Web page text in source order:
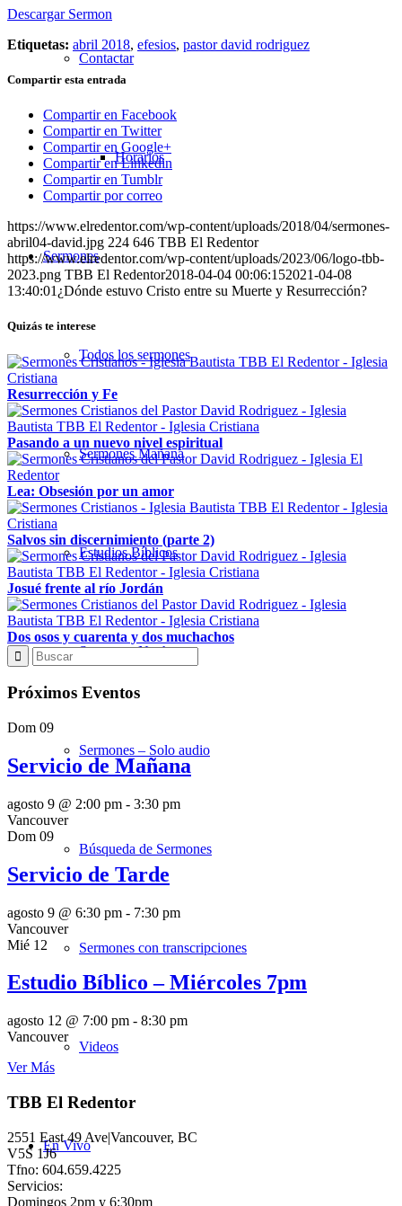
Contactar
Horarios
Sermones
Todos los sermones
Sermones Mañana
Estudios Bíblicos
Sermones Noche
Sermones – Solo audio
Búsqueda de Sermones
Sermones con transcripciones
Videos
En Vivo
Descargar Sermon
Etiquetas: abril 2018, efesios, pastor david rodriguez
Compartir esta entrada
Compartir en Facebook
Compartir en Twitter
Compartir en Google+
Compartir en Linkedin
Compartir en Tumblr
Compartir por correo
https://www.elredentor.com/wp-content/uploads/2018/04/sermones-
abril04-david.jpg 224 646 TBB El Redentor
https://www.elredentor.com/wp-content/uploads/2023/06/logo-tbb-
2023.png TBB El Redentor2018-04-04 00:06:152021-04-08
13:40:01 ¿Dónde estuvo Cristo entre su Muerte y Resurrección?
Quizás te interese
Resurrección y Fe
Pasando a un nuevo nivel espiritual
Lea: Obsesión por un amor
Salvos sin discernimiento (parte 2)
Josué frente al río Jordán
Dos osos y cuarenta y dos muchachos
Próximos Eventos
Dom 09
Servicio de Mañana
agosto 9 @ 2:00 pm - 3:30 pm
Vancouver
Dom 09
Servicio de Tarde
agosto 9 @ 6:30 pm - 7:30 pm
Vancouver
Mié 12
Estudio Bíblico – Miércoles 7pm
agosto 12 @ 7:00 pm - 8:30 pm
Vancouver
Ver Más
TBB El Redentor
2551 East 49 Ave|Vancouver, BC
V5S 1J6
Tfno: 604.659.4225
Servicios:
Domingos 2pm y 6:30pm